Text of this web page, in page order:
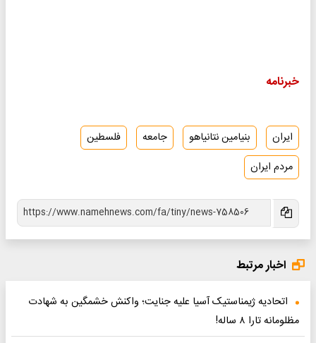
خبرنامه
ایران بنیامین نتانیاهو جامعه
فلسطین
مردم ایران
اخبار مرتبط
اتحادیه ژیمناستیک آسیا علیه جنایت؛ واکنش خشمگین به شهادت
مظلومانه تارا ۸ ساله!